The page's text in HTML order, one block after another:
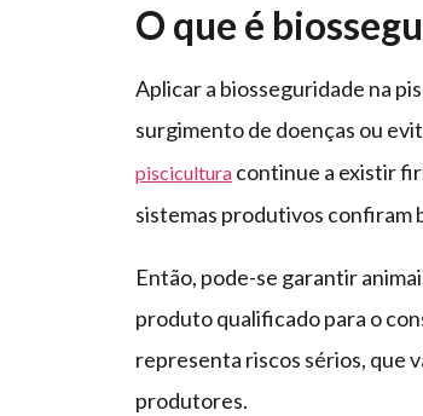
O que é
Aplicar a biosseguridade na
surgimento de doenças ou
piscicultura continue a existir
sistemas produtivos confiram
Então, pode-se garantir
produto qualificado para o
representa riscos sérios, que
produtores.